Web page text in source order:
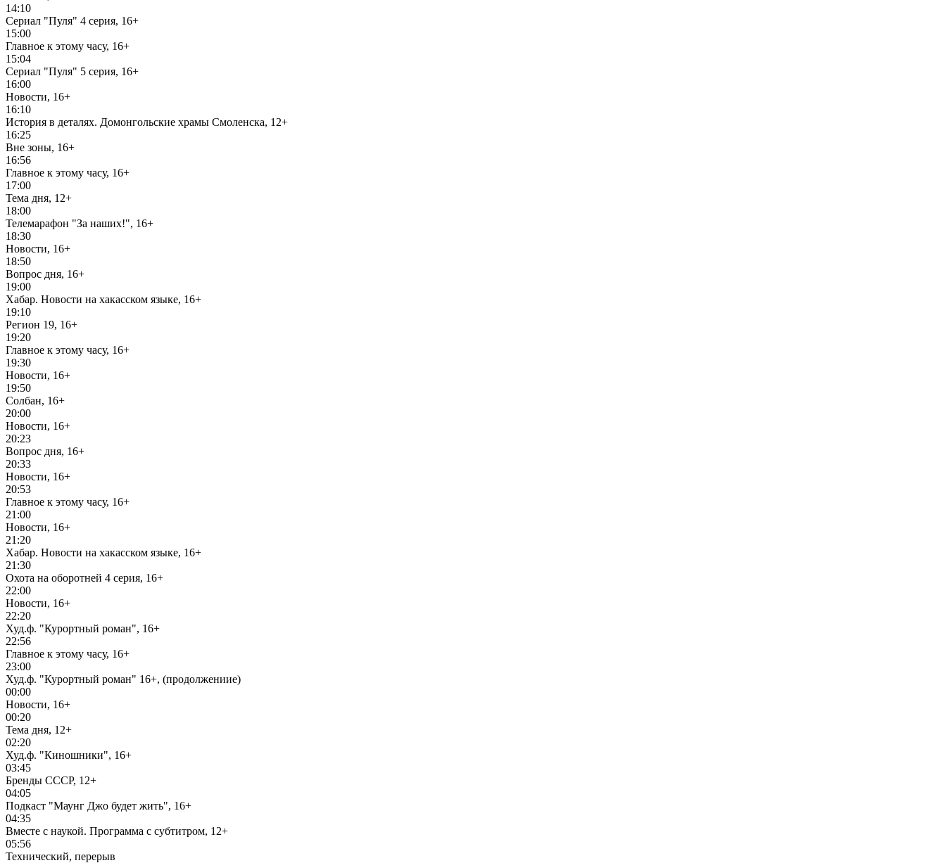
14:10
Сериал "Пуля" 4 серия, 16+
15:00
Главное к этому часу, 16+
15:04
Сериал "Пуля" 5 серия, 16+
16:00
Новости, 16+
16:10
История в деталях. Домонгольские храмы Смоленска, 12+
16:25
Вне зоны, 16+
16:56
Главное к этому часу, 16+
17:00
Тема дня, 12+
18:00
Телемарафон "За наших!", 16+
18:30
Новости, 16+
18:50
Вопрос дня, 16+
19:00
Хабар. Новости на хакасском языке, 16+
19:10
Регион 19, 16+
19:20
Главное к этому часу, 16+
19:30
Новости, 16+
19:50
Солбан, 16+
20:00
Новости, 16+
20:23
Вопрос дня, 16+
20:33
Новости, 16+
20:53
Главное к этому часу, 16+
21:00
Новости, 16+
21:20
Хабар. Новости на хакасском языке, 16+
21:30
Охота на оборотней 4 серия, 16+
22:00
Новости, 16+
22:20
Худ.ф. "Курортный роман", 16+
22:56
Главное к этому часу, 16+
23:00
Худ.ф. "Курортный роман" 16+, (продолжениие)
00:00
Новости, 16+
00:20
Тема дня, 12+
02:20
Худ.ф. "Киношники", 16+
03:45
Бренды СССР, 12+
04:05
Подкаст "Маунг Джо будет жить", 16+
04:35
Вместе с наукой. Программа с субтитром, 12+
05:56
Технический, перерыв